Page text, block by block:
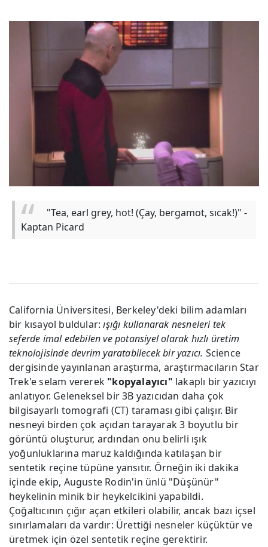
"Tea, earl grey, hot! (Çay, bergamot, sıcak!)" -
Kaptan Picard
California Üniversitesi, Berkeley'deki bilim adamları
bir kısayol buldular:ışığı kullanarak nesneleri tek
seferde imal edebilen ve potansiyel olarak hızlı üretim
teknolojisinde devrim yaratabilecek bir yazıcı. Science
dergisinde yayınlanan araştırma, araştırmacıların Star
Trek'e selam vererek "kopyalayıcı" lakaplı bir yazıcıyı
anlatıyor. Geleneksel bir 3B yazıcıdan daha çok
bilgisayarlı tomografi (CT) taraması gibi çalışır. Bir
nesneyi birden çok açıdan tarayarak 3 boyutlu bir
görüntü oluşturur, ardından onu belirli ışık
yoğunluklarına maruz kaldığında katılaşan bir
sentetik reçine tüpüne yansıtır. Örneğin iki dakika
içinde ekip, Auguste Rodin'in ünlü "Düşünür"
heykelinin minik bir heykelcikini yapabildi.
Çoğaltıcının çığır açan etkileri olabilir, ancak bazı içsel
sınırlamaları da vardır: Ürettiği nesneler küçüktür ve
üretmek için özel sentetik reçine gerektirir.